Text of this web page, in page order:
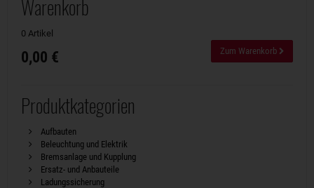
Warenkorb
0 Artikel
0,00 € Zum Warenkorb
Produktkategorien
Aufbauten
Beleuchtung und Elektrik
Bremsanlage und Kupplung
Ersatz- und Anbauteile
Ladungssicherung